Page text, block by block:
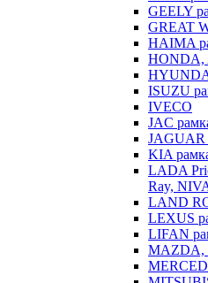
GEELY
GREAT
HAIMA
HONDA,
ISUZU
IVECO
JAC
JAGUAR
KIA
LADA
Ray,
LAND
LEXUS
LIFAN
MAZDA,